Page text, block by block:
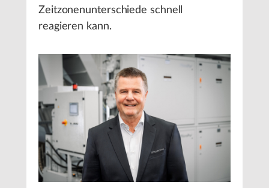
Zeitzonenunterschiede schnell
reagieren kann.